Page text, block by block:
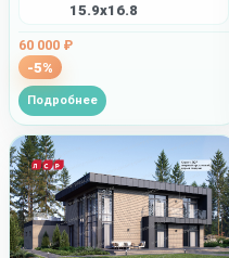
15.9x16.8
60 000 ₽
-5%
Подробнее